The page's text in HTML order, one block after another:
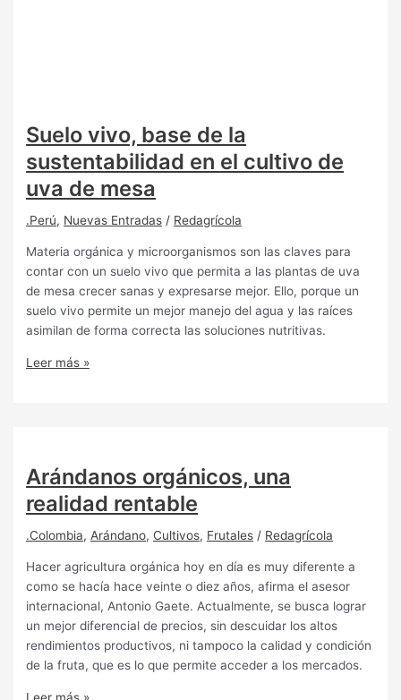
Suelo vivo, base de la
sustentabilidad en el cultivo de
uva de mesa
.Perú, Nuevas Entradas / Redagrícola
Materia orgánica y microorganismos son las claves para
contar con un suelo vivo que permita a las plantas de uva
de mesa crecer sanas y expresarse mejor. Ello, porque un
suelo vivo permite un mejor manejo del agua y las raíces
asimilan de forma correcta las soluciones nutritivas.
Leer más »
Arándanos orgánicos, una
realidad rentable
.Colombia,Arándano, Cultivos, Frutales / Redagrícola
Hacer agricultura orgánica hoy en día es muy diferente a
como se hacía hace veinte o diez años, afirma el asesor
internacional, Antonio Gaete. Actualmente, se busca lograr
un mejor diferencial de precios, sin descuidar los altos
rendimientos productivos, ni tampoco la calidad y condición
de la fruta, que es lo que permite acceder a los mercados.
Leer más »